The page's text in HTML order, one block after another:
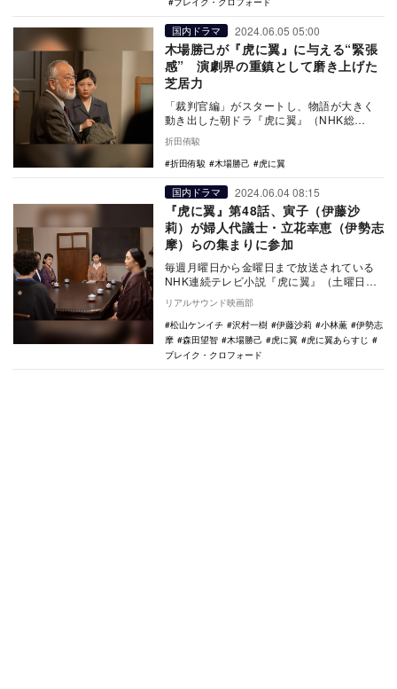
国内ドラマ 2024.06.05 05:00
木場勝己が『虎に翼』に与える“緊張
感” 演劇界の重鎮として磨き上げた
芝居力
「裁判官編」がスタートし、物語が大きく
動き出した朝ドラ『虎に翼』（NHK総
り、ヒロイン・寅…
折田侑駿
折田侑駿
木場勝己 虎に翼
国内ドラマ 2024.06.04 08:15
『虎に翼』第48話、寅子（伊藤沙
莉）が婦人代議士・立花幸恵（伊勢志
摩）らの集まりに参加
毎週月曜日から金曜日まで放送されている
NHK連続テレビ小説『虎に翼』（土曜日は1
週間の振り返り）。6月5日放送の第48話で
は、寅…
リアルサウンド映画部
松山ケンイチ
沢村一樹 伊藤沙莉 小林薫
伊勢志
摩
森田望智 木場勝己 虎に翼
虎に翼あらすじ
ブレイク・クロフォード